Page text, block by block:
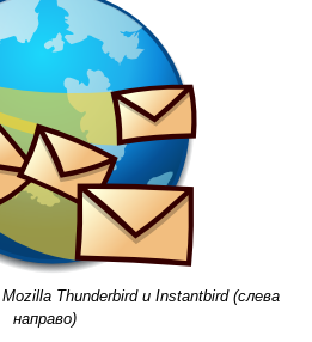
Thunderbird и Instantbird (слева
направо)